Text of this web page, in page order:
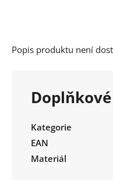
Popis produktu není
Kategorie
EAN
Materiál